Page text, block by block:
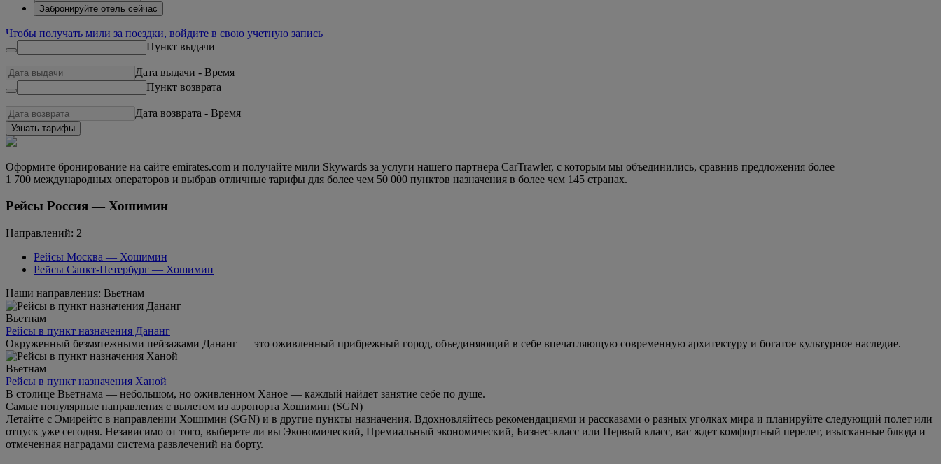
Забронируйте отель сейчас
Чтобы получать мили за поездки, войдите в свою учетную запись
Пункт выдачи
Дата выдачи - Время
Пункт возврата
Дата возврата - Время
Узнать тарифы
Оформите бронирование на сайте emirates.com и получайте мили Skywards за услуги нашего партнера CarTrawler, с которым мы объединились, сравнив предложения более
1 700 международных операторов и выбрав отличные тарифы для более чем 50 000 пунктов назначения в более чем 145 странах.
Рейсы Россия — Хошимин
Направлений: 2
Рейсы Москва — Хошимин
Рейсы Санкт-Петербург — Хошимин
Наши направления: Вьетнам
Вьетнам
Рейсы в пункт назначения Дананг
Окруженный безмятежными пейзажами Дананг — это оживленный прибрежный город, объединяющий в себе впечатляющую современную архитектуру и богатое культурное наследие.
Вьетнам
Рейсы в пункт назначения Ханой
В столице Вьетнама — небольшом, но оживленном Ханое — каждый найдет занятие себе по душе.
Самые популярные направления с вылетом из аэропорта Хошимин (SGN)
Летайте с Эмирейтс в направлении Хошимин (SGN) и в другие пункты назначения. Вдохновляйтесь рекомендациями и рассказами о разных уголках мира и планируйте следующий полет или
отпуск уже сегодня. Независимо от того, выберете ли вы Экономический, Премиальный экономический, Бизнес-класс или Первый класс, вас ждет комфортный перелет, изысканные блюда и
отмеченная наградами система развлечений на борту.